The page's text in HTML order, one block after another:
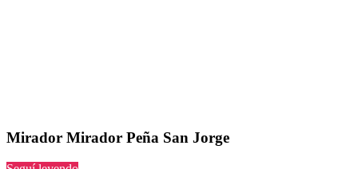
Mirador Mirador Peña San Jorge